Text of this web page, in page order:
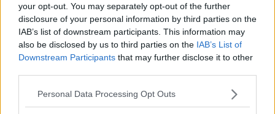
your opt-out. You may separately opt-out of the further
disclosure of your personal information by third parties on the
IAB’s list of downstream participants. This information may
also be disclosed by us to third parties on the IAB’s List of
Downstream Participants that may further disclose it to other
Personal Data Processing Opt Outs